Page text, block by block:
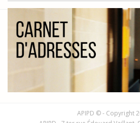
APIPD © - Copyright